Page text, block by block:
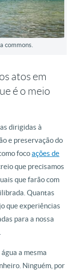
commons.
atos em
é o meio
dirigidas à
e preservação do
focoações de
que precisamos
que farão com
Quantas
que experiências
para a nossa
a mesma
Ninguém, por